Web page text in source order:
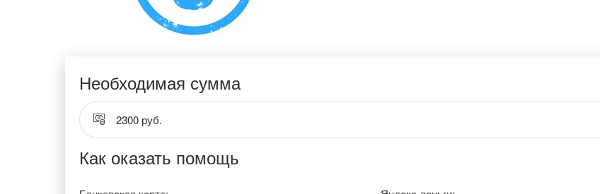
Необходимая сумма
2300 руб.
Как оказать помощь